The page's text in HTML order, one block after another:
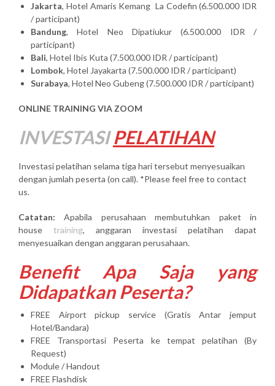
Jakarta, Hotel Amaris Kemang La Codefin (6.500.000 IDR
/ participant)
Bandung, Hotel Neo Dipatiukur (6.500.000 IDR /
participant)
Bali, Hotel Ibis Kuta (7.500.000 IDR / participant)
Lombok, Hotel Jayakarta (7.500.000 IDR / participant)
Surabaya, Hotel Neo Gubeng (7.500.000 IDR / participant)
ONLINE TRAINING VIA ZOOM
INVESTASI PELATIHAN
Investasi pelatihan selama tiga hari tersebut menyesuaikan
dengan jumlah peserta (on call). *Please feel free to contact
us.
Catatan: Apabila perusahaan membutuhkan paket in
house training, anggaran investasi pelatihan dapat
menyesuaikan dengan anggaran perusahaan.
Benefit Apa Saja yang
Didapatkan Peserta?
FREE Airport pickup service (Gratis Antar jemput
Hotel/Bandara)
FREE Transportasi Peserta ke tempat pelatihan (By
Request)
Module / Handout
FREE Flashdisk